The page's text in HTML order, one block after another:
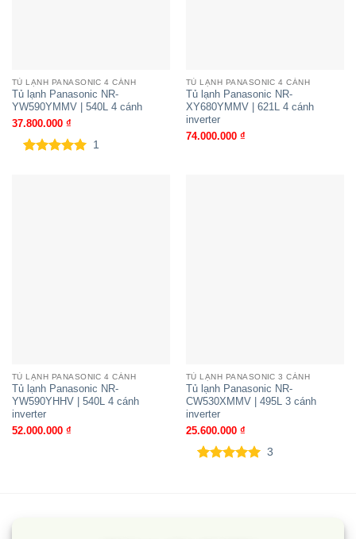
TỦ LẠNH PANASONIC 4 CÁNH
Tủ lạnh Panasonic NR-
YW590YMMV | 540L 4 cánh
37.800.000 ₫
1
TỦ LẠNH PANASONIC 4 CÁNH
Tủ lạnh Panasonic NR-
XY680YMMV | 621L 4 cánh
inverter
74.000.000 ₫
TỦ LẠNH PANASONIC 4 CÁNH
Tủ lạnh Panasonic NR-
YW590YHHV | 540L 4 cánh
inverter
52.000.000 ₫
TỦ LẠNH PANASONIC 3 CÁNH
Tủ lạnh Panasonic NR-
CW530XMMV | 495L 3 cánh
inverter
25.600.000 ₫
3